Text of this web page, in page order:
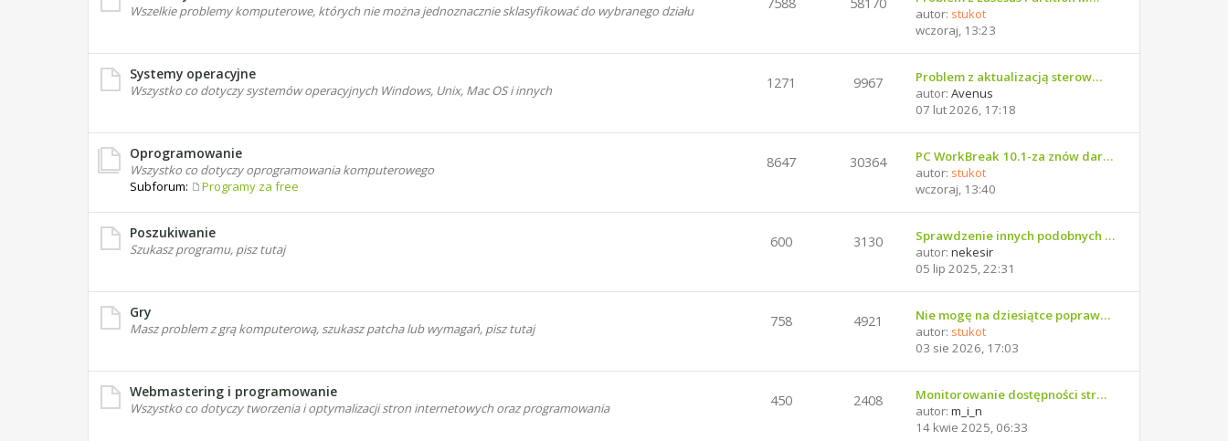
Wszelkie problemy komputerowe, których nie można jednoznacznie sklasyfikować do wybranego działu
autor: stukot
wczoraj, 13:23
Systemy operacyjne
Wszystko co dotyczy systemów operacyjnych Windows, Unix, Mac OS i innych 1271 9967
Problem z aktualizacją sterow…
autor: Avenus
07 lut 2026, 17:18
Oprogramowanie
Wszystko co dotyczy oprogramowania komputerowego
Subforum:
Programy za free
8647 30364
PC WorkBreak 10.1-za znów dar…
autor: stukot
wczoraj, 13:40
Poszukiwanie
Szukasz programu, pisz tutaj 600 3130
Sprawdzenie innych podobnych …
autor: nekesir
05 lip 2025, 22:31
Gry
Masz problem z grą komputerową, szukasz patcha lub wymagań, pisz tutaj 758 4921
Nie mogę na dziesiątce popraw…
autor: stukot
03 sie 2026, 17:03
Webmastering i programowanie
Wszystko co dotyczy tworzenia i optymalizacji stron internetowych oraz programowania 450 2408
Monitorowanie dostępności str…
autor: m_i_n
14 kwie 2025, 06:33